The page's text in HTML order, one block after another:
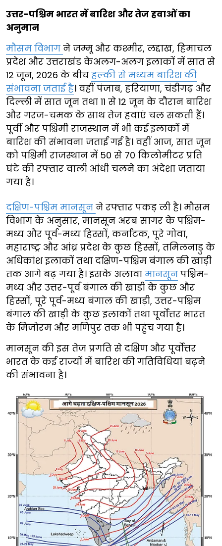
उत्तर-पश्चिम भारत में बारिश और तेज हवाओं का
अनुमान
मौसम विभाग ने जम्मू और कश्मीर, लद्दाख, हिमाचल
प्रदेश और उत्तराखंड केअलग-अलग इलाकों में सात से
12 जून, 2026 के बीच हल्की से मध्यम बारिश की
संभावना जताई है। वहीं पंजाब, हरियाणा, चंडीगढ़ और
दिल्ली में सात जून तथा 11 से 12 जून के दौरान बारिश
और गरज-चमक के साथ तेज हवाएं चल सकती हैं।
पूर्वी और पश्चिमी राजस्थान में भी कई इलाकों में
बारिश की संभावना जताई गई है। वहीं आज, सात जून
को पश्चिमी राजस्थान में 50 से 70 किलोमीटर प्रति
घंटे की रफ्तार वाली आंधी चलने का अंदेशा जताया
गया है।
दक्षिण-पश्चिम मानसून ने रफ्तार पकड़ ली है। मौसम
विभाग के अनुसार, मानसून अरब सागर के पश्चिम-
मध्य और पूर्व-मध्य हिस्सों, कर्नाटक, पूरे गोवा,
महाराष्ट्र और आंध्र प्रदेश के कुछ हिस्सों, तमिलनाडु के
अधिकांश इलाकों तथा दक्षिण-पश्चिम बंगाल की खाड़ी
तक आगे बढ़ गया है। इसके अलावा मानसून पश्चिम-
मध्य और उत्तर-पूर्व बंगाल की खाड़ी के कुछ और
हिस्सों, पूरे पूर्व-मध्य बंगाल की खाड़ी, उत्तर-पश्चिम
बंगाल की खाड़ी के कुछ इलाकों तथा पूर्वोत्तर भारत
के मिजोरम और मणिपुर तक भी पहुंच गया है।
मानसून की इस तेज प्रगति से दक्षिण और पूर्वोत्तर
भारत के कई राज्यों में बारिश की गतिविधियां बढ़ने
की संभावना है।